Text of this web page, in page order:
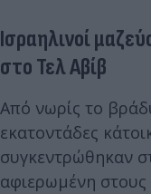
Ισραηλινοί
στο Τελ Αβίβ
Από νωρίς το
εκατοντάδες
συγκεντρώθηκαν
αφιερωμένη